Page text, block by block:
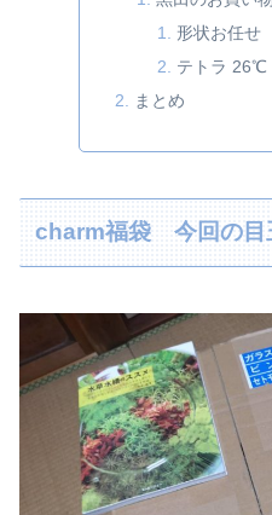
形状お任せ
テトラ
まとめ
charm福袋 今回の目